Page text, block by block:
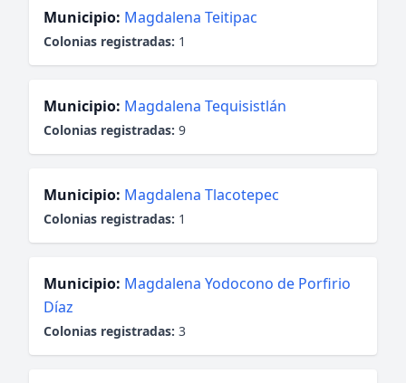
Municipio: Magdalena Teitipac
Colonias registradas: 1
Municipio: Magdalena Tequisistlán
Colonias registradas: 9
Municipio: Magdalena Tlacotepec
Colonias registradas: 1
Municipio: Magdalena Yodocono de Porfirio
Díaz
Colonias registradas: 3